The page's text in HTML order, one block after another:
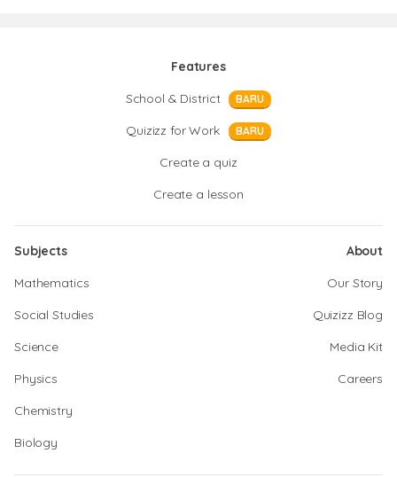
Features
School & District
BARU
Quizizz for Work BARU
Create a quiz
Create a lesson
Subjects
Mathematics
Social Studies
Science
Physics
Chemistry
Biology
About
Our Story
Quizizz Blog
Media Kit
Careers